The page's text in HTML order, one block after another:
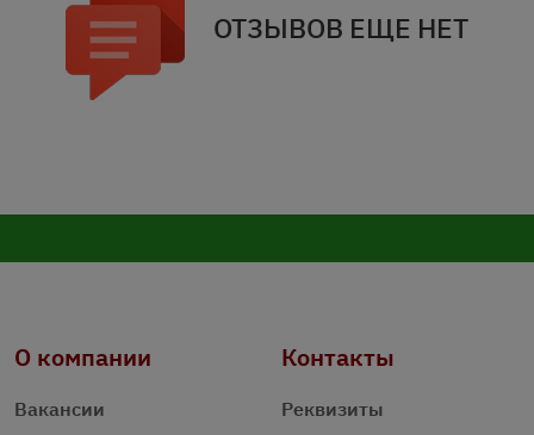
ОТЗЫВОВ ЕЩЕ НЕТ
О компании
Вакансии
Контакты
Реквизиты